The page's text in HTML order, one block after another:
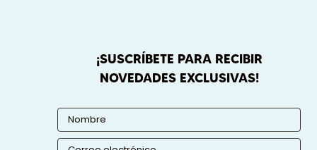
¡SUSCRÍBETE PARA RECIBIR
NOVEDADES EXCLUSIVAS!